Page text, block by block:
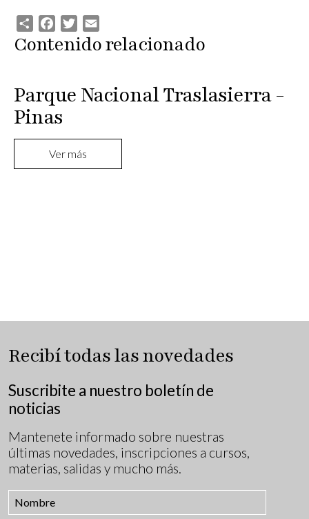
Share Facebook
Twitter
Contenido relacionado
Parque Nacional Traslasierra -
Pinas
Ver más
Recibí todas las novedades
Suscribite a nuestro boletín de
noticias
Mantenete informado sobre nuestras
últimas novedades, inscripciones a cursos,
materias, salidas y mucho más.